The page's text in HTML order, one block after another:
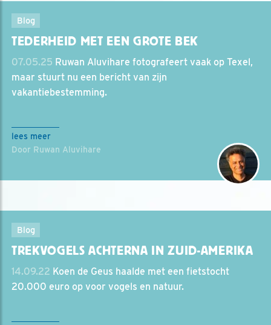
Blog
TEDERHEID MET EEN GROTE BEK
07.05.25 Ruwan Aluvihare fotografeert vaak op Texel,
maar stuurt nu een bericht van zijn
vakantiebestemming.
lees meer
Door Ruwan Aluvihare
Blog
TREKVOGELS ACHTERNA IN ZUID-AMERIKA
14.09.22 Koen de Geus haalde met een fietstocht
20.000 euro op voor vogels en natuur.